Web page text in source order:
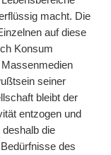
macht. Die
auf diese
Konsum
seiner
bleibt der
entzogen und
die
des